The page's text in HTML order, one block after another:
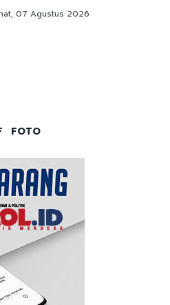
Transformasi, Telkom Indonesia
07 Agustus 2026
FOTO